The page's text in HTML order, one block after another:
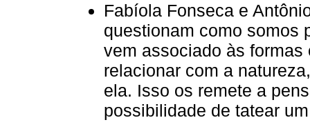
Fabíola Fonseca e
questionam como somos
vem associado às
relacionar com a
ela. Isso os remete a
possibilidade de tatear